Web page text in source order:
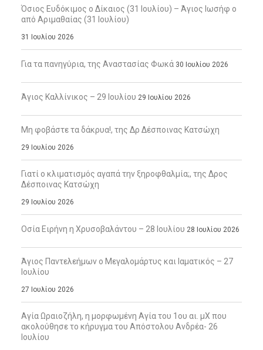
Όσιος Ευδόκιμος ο Δίκαιος (31 Ιουλίου) – Άγιος Ιωσήφ ο
από Αριμαθαίας (31 Ιουλίου)
31 Ιουλίου 2026
Για τα πανηγύρια, της Αναστασίας Φωκά 30 Ιουλίου 2026
Άγιος Καλλίνικος – 29 Ιουλίου 29 Ιουλίου 2026
Μη φοβάστε τα δάκρυα!, της Δρ Δέσποινας Κατσώχη
29 Ιουλίου 2026
Γιατί ο κλιματισμός αγαπά την ξηροφθαλμία;, της Δρος
Δέσποινας Κατσώχη
29 Ιουλίου 2026
Οσία Ειρήνη η Χρυσοβαλάντου – 28 Ιουλίου 28 Ιουλίου 2026
Άγιος Παντελεήμων ο Μεγαλομάρτυς και Ιαματικός – 27
Ιουλίου
27 Ιουλίου 2026
Αγία Ωραιοζήλη, η μορφωμένη Αγία του 1ου αι. μΧ που
ακολούθησε το κήρυγμα του Απόστολου Ανδρέα- 26
Ιουλίου